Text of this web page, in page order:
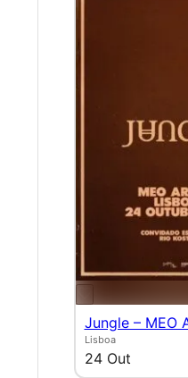
Jungle – MEO
Lisboa
24 Out